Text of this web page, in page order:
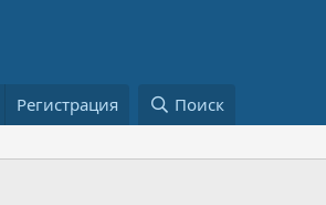
Регистрация Поиск